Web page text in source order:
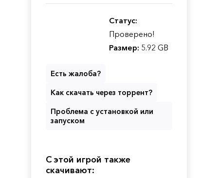
Статус:
Проверено!
Размер: 5.92 GB
Есть жалоба?
Как скачать через торрент?
Проблема с установкой или
запуском
С этой игрой также
скачивают: